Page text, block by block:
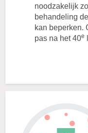
noodzakelijk
behandeling
kan beperken.
pas na het 40e